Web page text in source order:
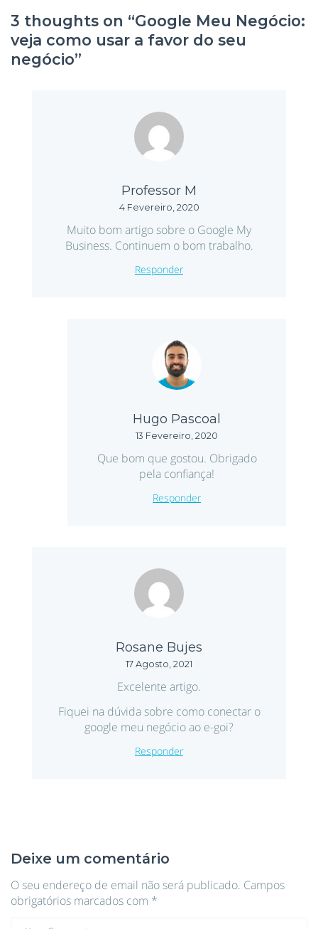
3 thoughts on “Google Meu Negócio:
veja como usar a favor do seu
negócio”
Professor M
4 Fevereiro, 2020
Muito bom artigo sobre o Google My
Business. Continuem o bom trabalho.
Responder
Hugo Pascoal
13 Fevereiro, 2020
Que bom que gostou. Obrigado
pela confiança!
Responder
Rosane Bujes
17 Agosto, 2021
Excelente artigo.
Fiquei na dúvida sobre como conectar o
google meu negócio ao e-goi?
Responder
Deixe um comentário
O seu endereço de email não será publicado. Campos
obrigatórios marcados com *